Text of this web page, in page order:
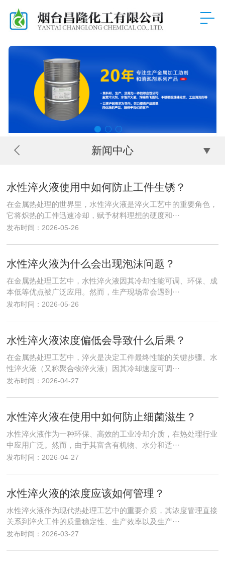
新闻中心
水性淬火液使用中如何防止工件生锈？
在金属热处理的世界里，水性淬火液是淬火工艺中的重要角色，
它将炽热的工件迅速冷却，赋予材料理想的硬度和···
发布时间：2026-05-26
水性淬火液为什么会出现泡沫问题？
在金属热处理工艺中，水性淬火液因其冷却性能可调、环保、成
本低等优点被广泛应用。然而，生产现场常会遇到···
发布时间：2026-05-26
水性淬火液浓度偏低会导致什么后果？
在金属热处理工艺中，淬火是决定工件最终性能的关键步骤。水
性淬火液（又称聚合物淬火液）因其冷却速度可调···
发布时间：2026-04-27
水性淬火液在使用中如何防止细菌滋生？
水性淬火液作为一种环保、高效的工业冷却介质，在热处理行业
中应用广泛。然而，由于其富含有机物、水分和适···
发布时间：2026-04-27
水性淬火液的浓度应该如何管理？
水性淬火液作为现代热处理工艺中的重要介质，其浓度管理直接
关系到淬火工件的质量稳定性、生产效率以及生产···
发布时间：2026-03-27